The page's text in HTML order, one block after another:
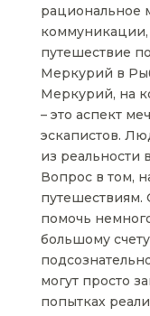
рациональное
коммуникации,
путешествие
Меркурий в
Меркурий, на
– это аспект
эскапистов.
из реальности
Вопрос в том,
помочь
большому
могут просто
попытках